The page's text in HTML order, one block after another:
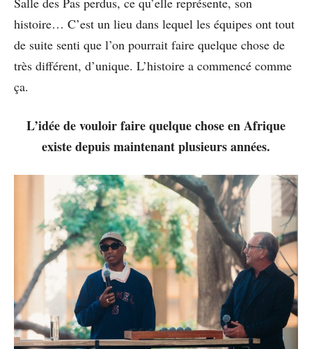
histoire… C’est un lieu dans lequel les équipes ont tout
de suite senti que l’on pourrait faire quelque chose de
très différent, d’unique. L’histoire a commencé comme
ça.
L’idée de vouloir faire quelque chose en Afrique
existe depuis maintenant plusieurs années.